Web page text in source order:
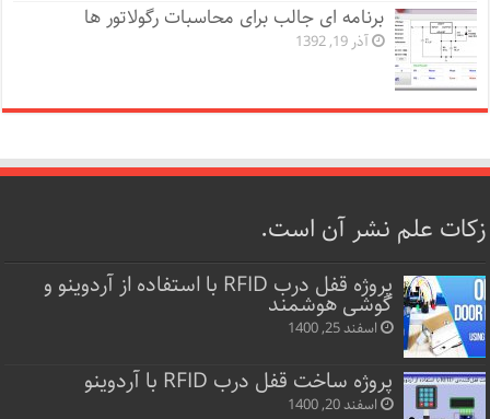
برنامه ای جالب برای محاسبات رگولاتور ها
آذر 19, 1392
زکات علم نشر آن است.
پروژه قفل‌ درب RFID با استفاده از آردوینو و
گوشی هوشمند
اسفند 25, 1400
پروژه ساخت قفل‌ درب RFID با آردوینو
اسفند 20, 1400